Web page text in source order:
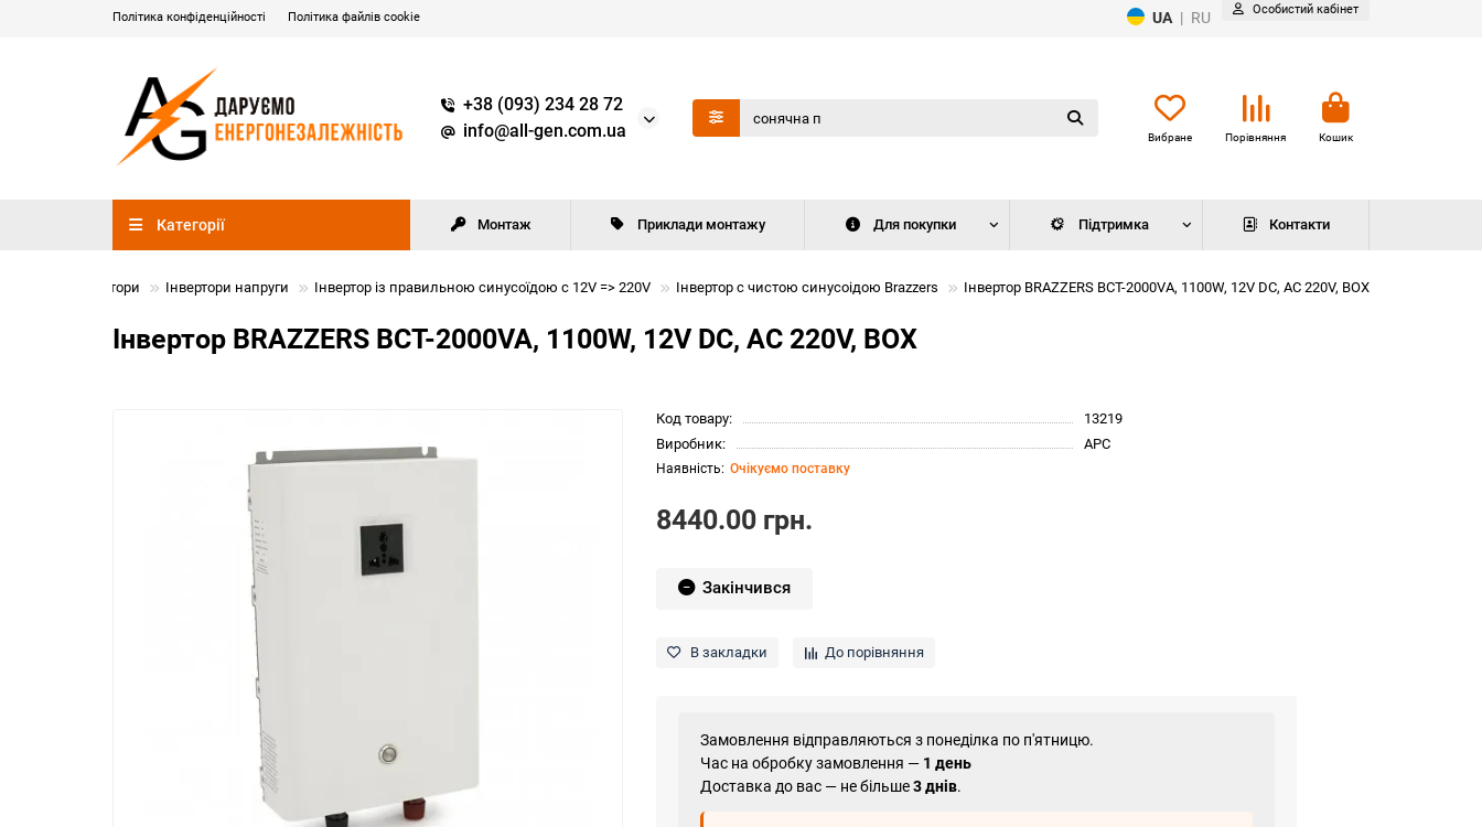
Політика конфіденційності Політика файлів cookie UA | RU Особистий кабінет
+38 (093) 234 28 72
info@all-gen.com.ua
Вибране Порівняння Кошик
Категорії Монтаж Приклади монтажу Для покупки Підтримка Контакти
Інвертори Інвертори напруги Інвертор із правильною синусоїдою c 12V => 220V Iнвертор с чистою синусоiдою Brazzers Інвертор BRAZZERS BCT-2000VA, 1100W, 12V DC, AC 220V, BOX
Інвертор BRAZZERS BCT-2000VA, 1100W, 12V DC, AC 220V, BOX
Код товару:
13219
Виробник:
APC
Очікуємо поставку
8440.00 грн.
Закінчився
В закладки До порівняння
Замовлення відправляються з понеділка по п'ятницю.
Час на обробку замовлення — 1 день
Доставка до вас — не більше3 днів.